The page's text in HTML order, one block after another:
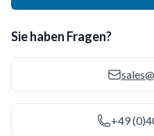
Sie haben Fragen?
+49